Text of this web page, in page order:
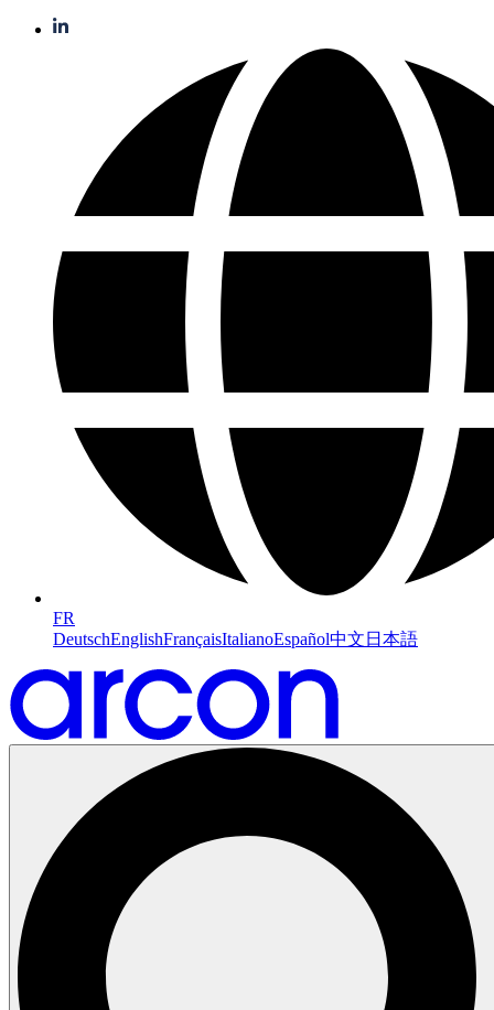
FR
DeutschEnglishFrançaisItalianoEspañol中文 日本語